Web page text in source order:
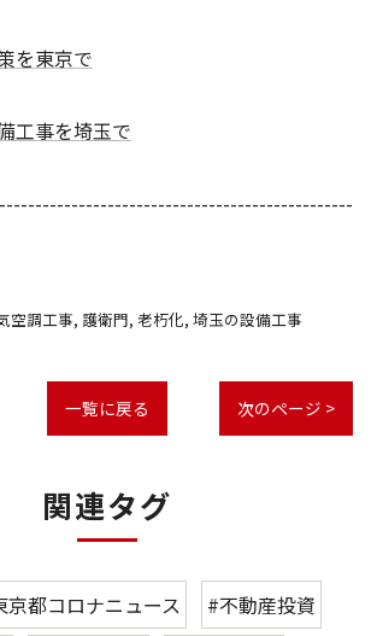
を東京で
工事を埼玉で
空調工事 護衛門 老朽化 埼玉の設備工事
一覧に戻る 次のページ >
関連タグ
京都コロナニュース
#不動産投資